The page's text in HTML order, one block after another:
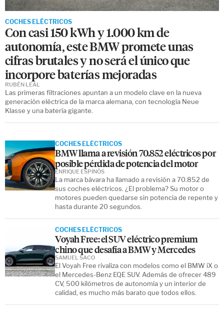
COCHES ELÉCTRICOS
Con casi 150 kWh y 1.000 km de
autonomía, este BMW promete unas
cifras brutales y no será el único que
incorpore baterías mejoradas
Las primeras filtraciones apuntan a un modelo clave en la nueva
generación eléctrica de la marca alemana, con tecnología Neue
Klasse y una batería gigante.
RUBÉN LEAL
COCHES ELÉCTRICOS
BMW llama a revisión 70.852 eléctricos por
posible pérdida de potencia del motor
La marca bávara ha llamado a revisión a 70.852 de
sus coches eléctricos. ¿El problema? Su motor o
motores pueden quedarse sin potencia de repente y
hasta durante 20 segundos.
ENRIQUE ESPINÓS
COCHES ELÉCTRICOS
Voyah Free: el SUV eléctrico premium
chino que desafía a BMW y Mercedes
El Voyah Free rivaliza con modelos como el BMW iX o
el Mercedes-Benz EQE SUV. Además de ofrecer 489
CV, 500 kilómetros de autonomía y un interior de
calidad, es mucho más barato que todos ellos.
SAMUEL SACO